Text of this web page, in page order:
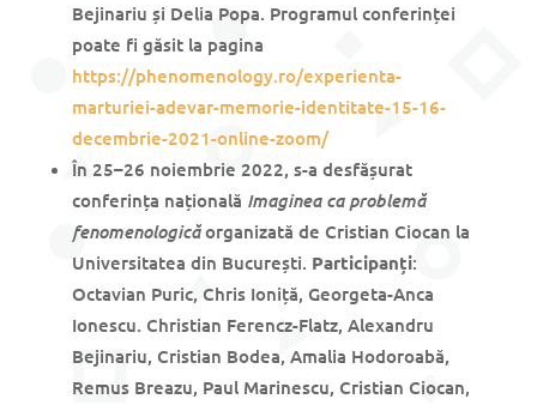
Bejinariu și Delia Popa. Programul conferinței
poate fi găsit la pagina
https://phenomenology.ro/experienta-
marturiei-adevar-memorie-identitate-15-16-
decembrie-2021-online-zoom/
În 25–26 noiembrie 2022, s-a desfășurat
conferința națională Imaginea ca problemă
fenomenologicăorganizată de Cristian Ciocan la
Universitatea din București. Participanți:
Octavian Puric, Chris Ioniță, Georgeta-Anca
Ionescu. Christian Ferencz-Flatz, Alexandru
Bejinariu, Cristian Bodea, Amalia Hodoroabă,
Remus Breazu, Paul Marinescu, Cristian Ciocan,